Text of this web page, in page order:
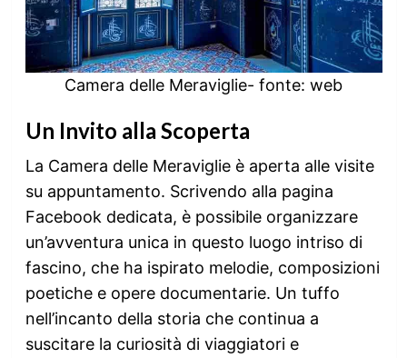
Camera delle Meraviglie- fonte: web
Un Invito alla Scoperta
La Camera delle Meraviglie è aperta alle visite
su appuntamento. Scrivendo alla pagina
Facebook dedicata, è possibile organizzare
un’avventura unica in questo luogo intriso di
fascino, che ha ispirato melodie, composizioni
poetiche e opere documentarie. Un tuffo
nell’incanto della storia che continua a
suscitare la curiosità di viaggiatori e